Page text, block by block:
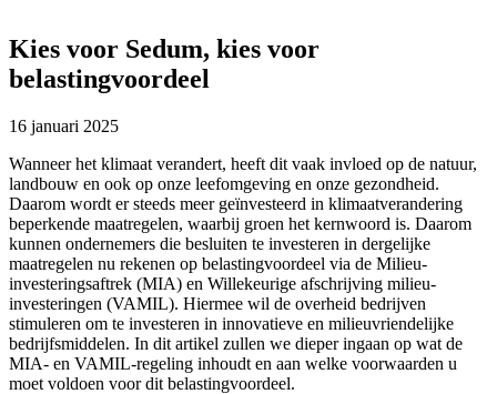
Kies voor Sedum, kies voor
belastingvoordeel
16 januari 2025
Wanneer het klimaat verandert, heeft dit vaak invloed op de natuur,
landbouw en ook op onze leefomgeving en onze gezondheid.
Daarom wordt er steeds meer geïnvesteerd in klimaatverandering
beperkende maatregelen, waarbij groen het kernwoord is. Daarom
kunnen ondernemers die besluiten te investeren in dergelijke
maatregelen nu rekenen op belastingvoordeel via de Milieu-
investeringsaftrek (MIA) en Willekeurige afschrijving milieu-
investeringen (VAMIL). Hiermee wil de overheid bedrijven
stimuleren om te investeren in innovatieve en milieuvriendelijke
bedrijfsmiddelen. In dit artikel zullen we dieper ingaan op wat de
MIA- en VAMIL-regeling inhoudt en aan welke voorwaarden u
moet voldoen voor dit belastingvoordeel.